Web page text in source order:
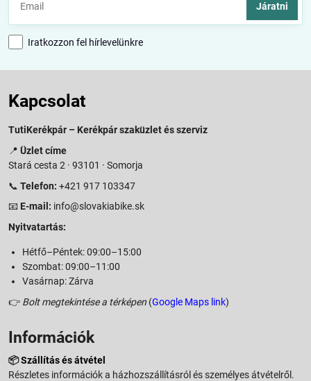
Járatni
Iratkozzon fel hírlevelünkre
Kapcsolat
TutiKerékpár – Kerékpár szaküzlet és szerviz
📍 Üzlet címe
Stará cesta 2 · 93101 · Somorja
📞 Telefon: +421 917 103347
📧 E-mail: info@slovakiabike.sk
Nyitvatartás:
Hétfő–Péntek: 09:00–15:00
Szombat: 09:00–11:00
Vasárnap: Zárva
👉 Bolt megtekintése a térképen (Google Maps link)
Információk
📦Szállítás és átvétel
Részletes információk a házhozszállításról és személyes átvételről.